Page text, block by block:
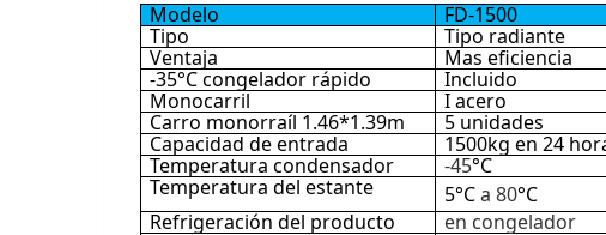
Modelo
FD-1500
Tipo
Tipo radiante
Ventaja
Mas eficiencia
-35°C congelador rápido
Incluido
Monocarril
I acero
Carro monorraíl 1.46*1.39m
5 unidades
Capacidad de entrada
1500kg en 24
Temperatura condensador
-45°C
Temperatura del estante
5°Ca 80°C
Refrigeración del producto
en congelador